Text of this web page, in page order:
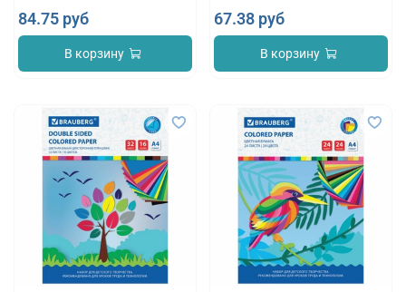
84.75 руб
В корзину
67.38 руб
В корзину